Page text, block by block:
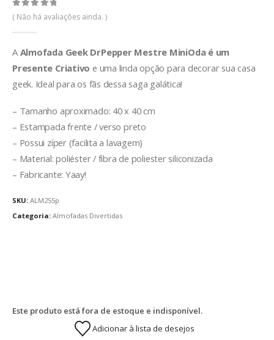
0 de 5
( Não há avaliações ainda. )
AAlmofada Geek DrPepper Mestre MiniOda é um
Presente Criativo e uma linda opção para decorar sua casa
geek. Ideal para os fãs dessa saga galática!
– Tamanho aproximado: 40 x 40 cm
– Estampada frente / verso preto
– Possui zíper (facilita a lavagem)
– Material: poliéster / fibra de poliester siliconizada
– Fabricante: Yaay!
SKU: ALM255p
Categoria: Almofadas Divertidas
Este produto está fora de estoque e indisponível.
Adicionar à lista de desejos